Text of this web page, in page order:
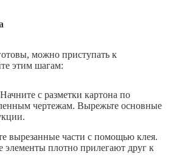
можно приступать к
этим шагам:
с разметки картона по
чертежам. Вырежьте основные
вырезанные части с помощью клея.
элементы плотно прилегают друг к